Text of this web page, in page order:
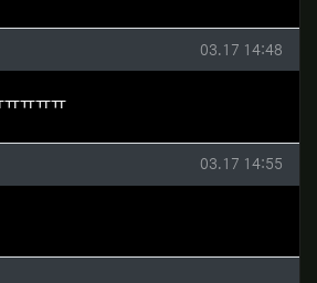
댓글 작성일
03.17 14:48
ㅠㅠㅠ
댓글 작성일
03.17 14:55